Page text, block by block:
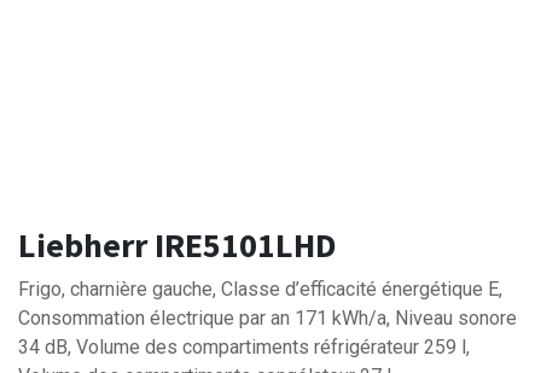
Liebherr IRE5101LHD
Frigo, charnière gauche, Classe d’efficacité énergétique E,
Consommation électrique par an 171 kWh/a, Niveau sonore
34 dB, Volume des compartiments réfrigérateur 259 l,